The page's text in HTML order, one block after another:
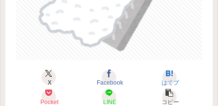
X Facebook はてブ
Pocket LINE コピー